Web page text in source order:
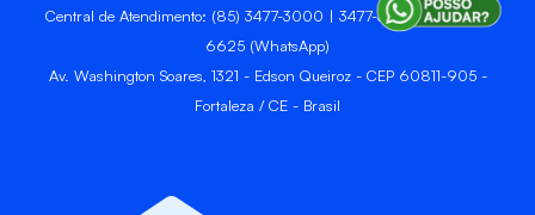
Central de Atendimento: (85) 3477-3000 | 3477-3400 | 99246-
6625 (WhatsApp)
Av. Washington Soares, 1321 - Edson Queiroz - CEP 60811-905 -
Fortaleza / CE - Brasil